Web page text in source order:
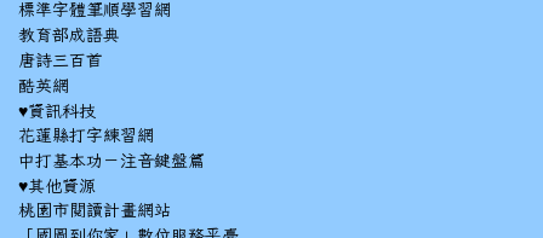
標準字體筆順學習網
教育部成語典
唐詩三百首
酷英網
♥資訊科技
花蓮縣打字練習網
中打基本功－注音鍵盤篇
♥其他資源
桃園市閱讀計畫網站